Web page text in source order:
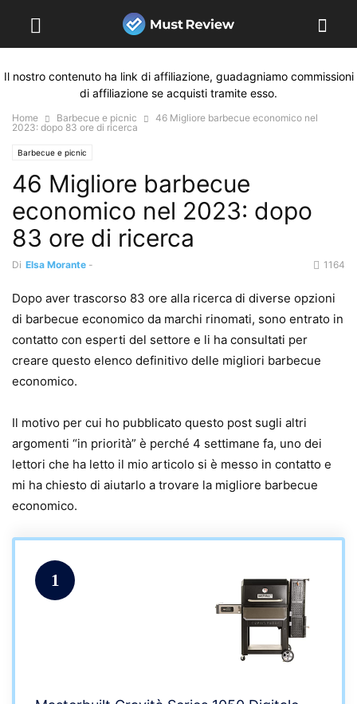
Il nostro contenuto ha link di affiliazione, guadagniamo commissioni
di affiliazione se acquisti tramite esso.
Home Barbecue e picnic
46 Migliore barbecue economico nel
2023: dopo 83 ore di ricerca
Barbecue e picnic
46 Migliore barbecue
economico nel 2023: dopo
83 ore di ricerca
Di Elsa Morante - 1164
Dopo aver trascorso 83 ore alla ricerca di diverse opzioni
di barbecue economico da marchi rinomati, sono entrato in
contatto con esperti del settore e li ha consultati per
creare questo elenco definitivo delle migliori barbecue
economico.
Il motivo per cui ho pubblicato questo post sugli altri
argomenti “in priorità” è perché 4 settimane fa, uno dei
lettori che ha letto il mio articolo si è messo in contatto e
mi ha chiesto di aiutarlo a trovare la migliore barbecue
economico.
1